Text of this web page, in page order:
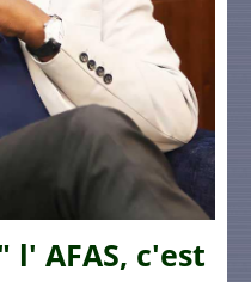
l' AFAS, c'est